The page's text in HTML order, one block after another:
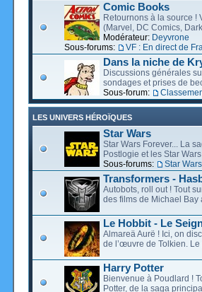
Comic Books
Retournons à la source !
(Marvel, DC Comics,
Modérateur: Deyvrone
Sous-forums:
VF : En direct de
Dans la niche de
Discussions générales
sondages et prises de
Sous-forum:
LES UNIVERS HÉROÏQUES
Star Wars
Star Wars Forever... La
Postlogie et les Star
Sous-forums:
Star
Transformers -
Autobots, roll out ! Tout
des films de Michael Bay
Le Hobbit - Le
Almareä Aurë ! Ici, on
de l’œuvre de Tolkien.
Harry Potter
Bienvenue à Poudlard !
Potter, de la saga